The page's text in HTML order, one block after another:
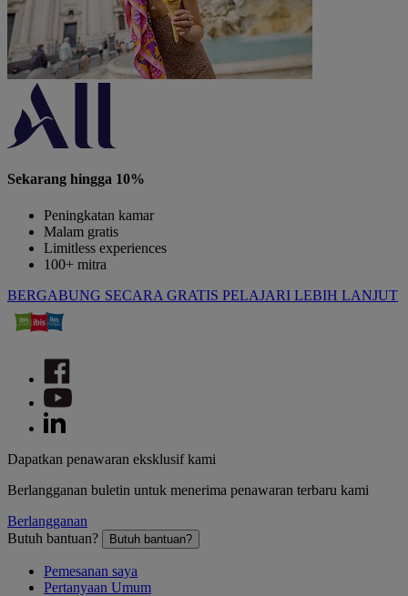
Sekarang hingga 10%
Peningkatan kamar
Malam gratis
Limitless experiences
100+ mitra
BERGABUNG SECARA GRATIS PELAJARI LEBIH LANJUT
Dapatkan penawaran eksklusif kami
Berlangganan buletin untuk menerima penawaran terbaru kami
Berlangganan
Butuh bantuan?
Butuh bantuan?
Pemesanan saya
Pertanyaan Umum